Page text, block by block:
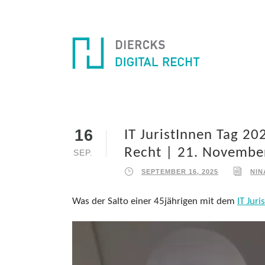
16
SEP.
IT JuristInnen Tag
Recht | 21.
SEPTEMBER 16, 2025
Was der Salto einer 45jährigen mit dem IT